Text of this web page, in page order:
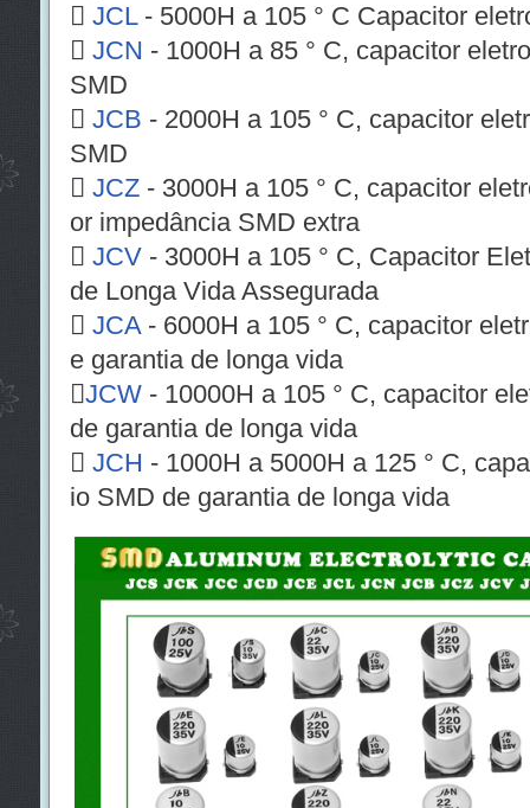
 JCL- 5000H a 105 ° C Capacitor
 JCN - 1000H a 85 ° C, capacitor
SMD
 JCB - 2000H a 105 ° C, capacitor
SMD
 JCZ- 3000H a 105 ° C, capacitor
or impedância SMD extra
 JCV- 3000H a 105 ° C, Capacitor
de Longa Vida Assegurada
 JCA- 6000H a 105 ° C, capacitor
e garantia de longa vida
JCW- 10000H a 105 ° C, capacitor
de garantia de longa vida
 JCH - 1000H a 5000H a 125 ° C,
io SMD de garantia de longa vida